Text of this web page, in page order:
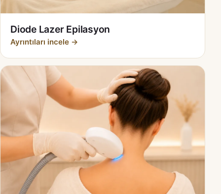
Diode Lazer Epilasyon
Ayrıntıları incele →